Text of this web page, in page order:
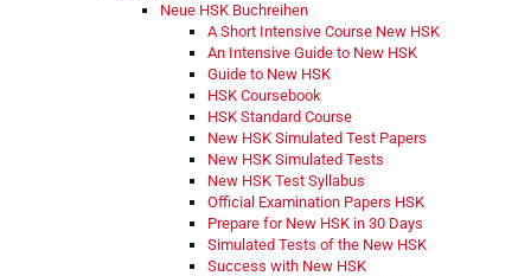
Neue HSK Buchreihen
A Short Intensive Course New HSK
An Intensive Guide to New HSK
Guide to New HSK
HSK Coursebook
HSK Standard Course
New HSK Simulated Test Papers
New HSK Simulated Tests
New HSK Test Syllabus
Official Examination Papers HSK
Prepare for New HSK in 30 Days
Simulated Tests of the New HSK
Success with New HSK